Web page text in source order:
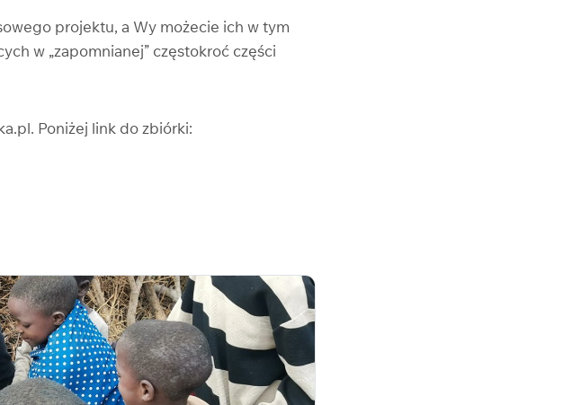
projektu, a Wy możecie ich w tym
w „zapomnianej” częstokroć części
Poniżej link do zbiórki: